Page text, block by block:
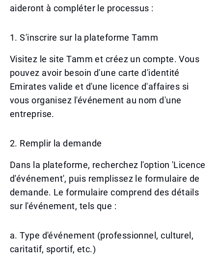
aideront à compléter le processus :
1. S'inscrire sur la plateforme Tamm
Visitez le site Tamm et créez un compte. Vous
pouvez avoir besoin d'une carte d'identité
Emirates valide et d'une licence d'affaires si
vous organisez l'événement au nom d'une
entreprise.
2. Remplir la demande
Dans la plateforme, recherchez l'option 'Licence
d'événement', puis remplissez le formulaire de
demande. Le formulaire comprend des détails
sur l'événement, tels que :
a. Type d'événement (professionnel, culturel,
caritatif, sportif, etc.)